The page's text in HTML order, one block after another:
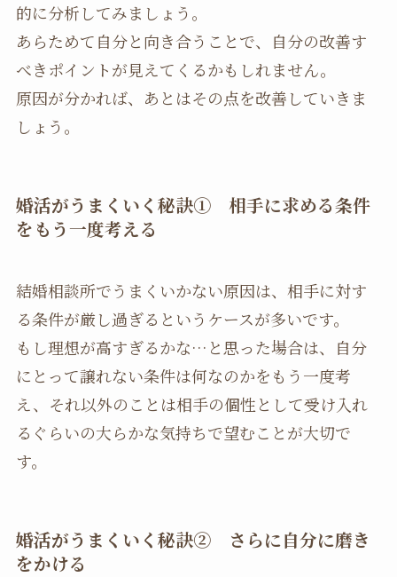
的に分析してみましょう。
あらためて自分と向き合うことで、自分の改善す
べきポイントが見えてくるかもしれません。
原因が分かれば、あとはその点を改善していきま
しょう。
婚活がうまくいく秘訣① 相手に求める条件
をもう一度考える
結婚相談所でうまくいかない原因は、相手に対す
る条件が厳し過ぎるというケースが多いです。
もし理想が高すぎるかな…と思った場合は、自分
にとって譲れない条件は何なのかをもう一度考
え、それ以外のことは相手の個性として受け入れ
るぐらいの大らかな気持ちで望むことが大切で
す。
婚活がうまくいく秘訣② さらに自分に磨き
をかける